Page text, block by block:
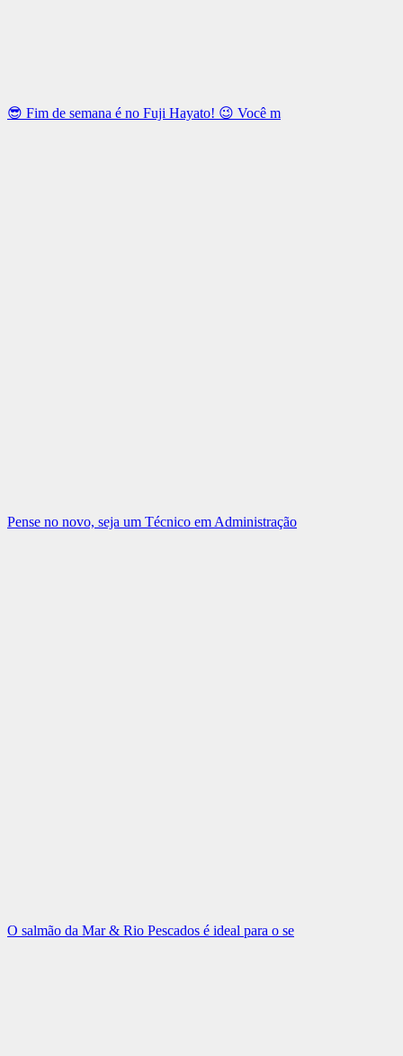
😎 Fim de semana é no Fuji Hayato! 😉 Você m
Pense no novo, seja um Técnico em Administração
O salmão da Mar & Rio Pescados é ideal para o se